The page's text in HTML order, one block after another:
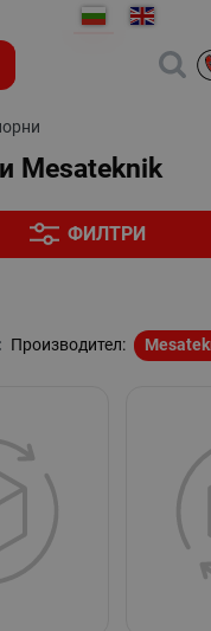
Mesateknik
ФИЛТРИ
Производител: